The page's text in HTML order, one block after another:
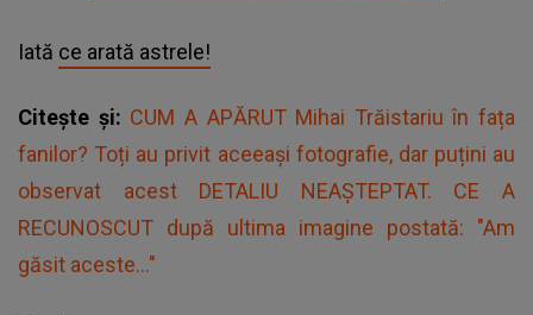
Iată ce arată astrele!
Citește și: CUM A APĂRUT Mihai Trăistariu în fața
fanilor? Toți au privit aceeași fotografie, dar puțini au
observat acest DETALIU NEAȘTEPTAT. CE A
RECUNOSCUT după ultima imagine postată: "Am
găsit aceste..."